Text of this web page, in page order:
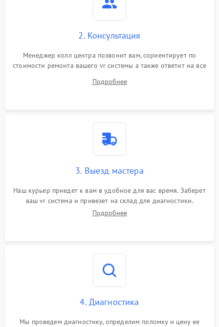
2. Консультация
Менеджер колл центра позвонит вам, сориентирует по
стоимости ремонта вашего vr системы а также ответит на все
Подробнее
3. Выезд мастера
Наш курьер приедет к вам в удобное для вас время. Заберет
ваш vr система и привезет на склад для диагностики.
Подробнее
4. Диагностика
Мы проведем диагностику, определим поломку и цену ее